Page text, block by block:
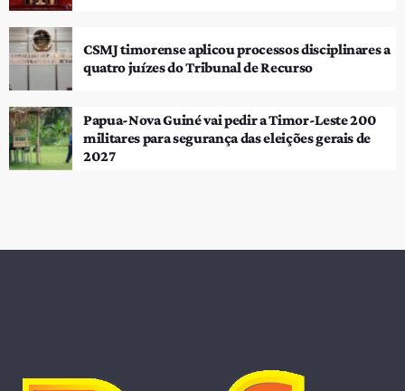
CSMJ timorense aplicou processos disciplinares a
quatro juízes do Tribunal de Recurso
Papua-Nova Guiné vai pedir a Timor-Leste 200
militares para segurança das eleições gerais de
2027